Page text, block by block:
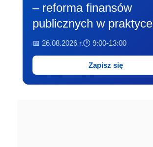
– reforma finansów
publicznych w praktyce
📅 26.08.2026 r.🕐 9:00-13:00
Zapisz się